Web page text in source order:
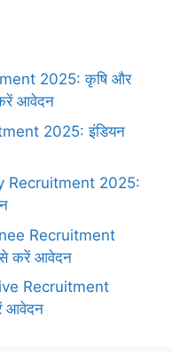
2025: कृषि और
आवेदन
2025: इंडियन
Recruitment 2025:
Recruitment
करें आवेदन
Recruitment
आवेदन